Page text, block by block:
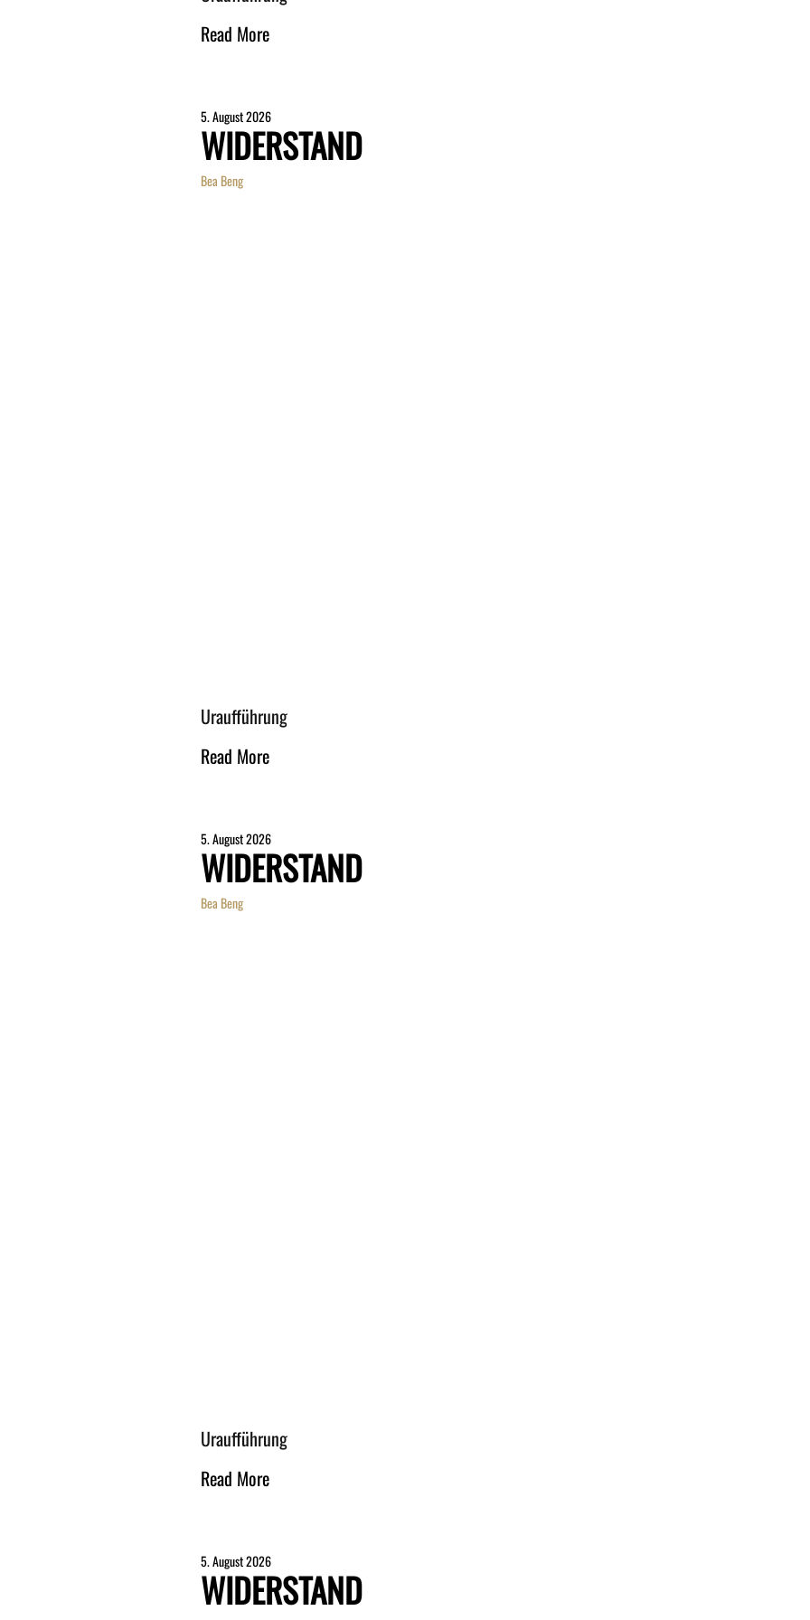
Read More
5. August 2026
WIDERSTAND
Bea Beng
Uraufführung
Read More
5. August 2026
WIDERSTAND
Bea Beng
Uraufführung
Read More
5. August 2026
WIDERSTAND